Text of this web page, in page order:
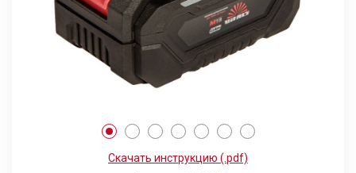
Скачать инструкцию (.pdf)